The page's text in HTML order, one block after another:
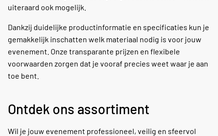
uiteraard ook mogelijk.
Dankzij duidelijke productinformatie en specificaties kun je
gemakkelijk inschatten welk materiaal nodig is voor jouw
evenement. Onze transparante prijzen en flexibele
voorwaarden zorgen dat je vooraf precies weet waar je aan
toe bent.
Ontdek ons assortiment
Wil je jouw evenement professioneel, veilig en sfeervol